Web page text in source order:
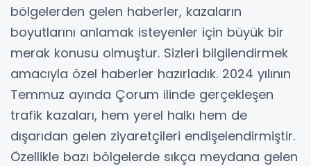
bölgelerden gelen haberler, kazaların
boyutlarını anlamak isteyenler için büyük bir
merak konusu olmuştur. Sizleri bilgilendirmek
amacıyla özel haberler hazırladık. 2024 yılının
Temmuz ayında Çorum ilinde gerçekleşen
trafik kazaları, hem yerel halkı hem de
dışarıdan gelen ziyaretçileri endişelendirmiştir.
Özellikle bazı bölgelerde sıkça meydana gelen